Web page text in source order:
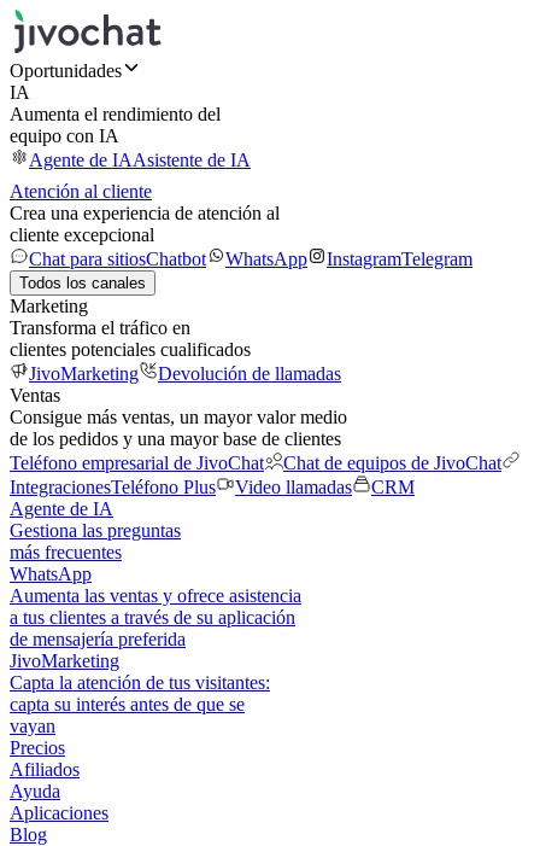
Oportunidades
IA
Aumenta el rendimiento del
equipo con IA
Agente de IAAsistente de IA
Atención al cliente
Crea una experiencia de atención al
cliente excepcional
Chat para sitiosChatbot WhatsApp InstagramTelegram
Todos los canales
Marketing
Transforma el tráfico en
clientes potenciales cualificados
JivoMarketing
Devolución de llamadas
Ventas
Consigue más ventas, un mayor valor medio
de los pedidos y una mayor base de clientes
Teléfono empresarial de JivoChat
Chat de equipos de JivoChat
IntegracionesTeléfono Plus Video llamadas
CRM
Agente de IA
Gestiona las preguntas
más frecuentes
WhatsApp
Aumenta las ventas y ofrece asistencia
a tus clientes a través de su aplicación
de mensajería preferida
JivoMarketing
Capta la atención de tus visitantes:
capta su interés antes de que se
vayan
Precios
Afiliados
Ayuda
Aplicaciones
Blog